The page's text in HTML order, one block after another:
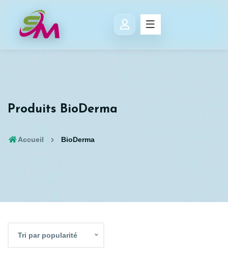
Produits BioDerma
Accueil BioDerma
Tri par popularité